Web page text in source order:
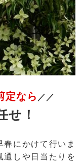
定なら ／／
せ！
にかけて行いま
通しや日当たりを